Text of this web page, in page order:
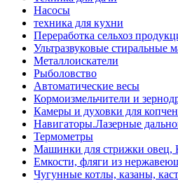
Насосы
техника для кухни
Переработка сельхоз
Ультразвуковые стиральные
Металлоискатели
Рыболовство
Автоматические весы
Кормоизмельчители и
Камеры и духовки для
Навигаторы.Лазерные
Термометры
Машинки для стрижки овец,
Емкости, фляги из
Чугунные котлы, казаны,